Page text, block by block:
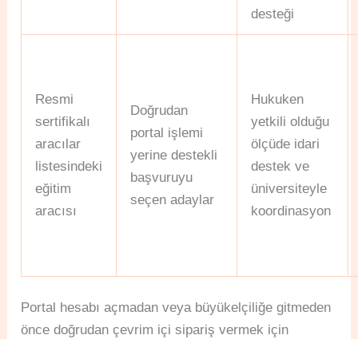
desteği
Resmi
sertifikalı
aracılar
listesindeki
eğitim
aracısı
Doğrudan
portal işlemi
yerine destekli
başvuruyu
seçen adaylar
Hukuken
yetkili olduğu
ölçüde idari
destek ve
üniversiteyle
koordinasyon
Portal hesabı açmadan veya büyükelçiliğe gitmeden
önce doğrudan çevrim içi sipariş vermek için